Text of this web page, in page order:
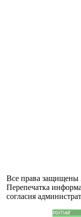
Все права защищены
Перепечатка
согласия